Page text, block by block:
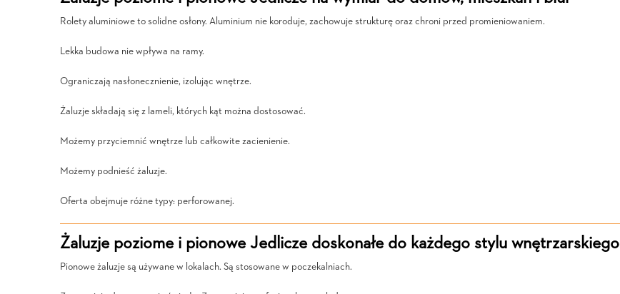
Rolety aluminiowe to solidne osłony. Aluminium nie koroduje, zachowuje strukturę oraz chroni przed promieniowaniem.
Lekka budowa nie wpływa na ramy.
Ograniczają nasłonecznienie, izolując wnętrze.
Żaluzje składają się z lameli, których kąt można dostosować.
Możemy przyciemnić wnętrze lub całkowite zacienienie.
Możemy podnieść żaluzje.
Oferta obejmuje różne typy: perforowanej.
Żaluzje poziome i pionowe Jedlicze doskonałe do każdego stylu wnętrzarskiego
Pionowe żaluzje są używane w lokalach. Są stosowane w poczekalniach.